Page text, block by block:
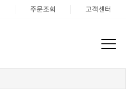
주문조회 고객센터